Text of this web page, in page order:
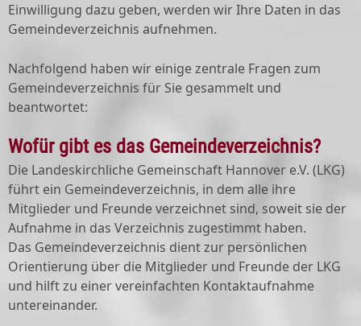
Einwilligung dazu geben, werden wir Ihre Daten in das
Gemeindeverzeichnis aufnehmen.
Nachfolgend haben wir einige zentrale Fragen zum
Gemeindeverzeichnis für Sie gesammelt und
beantwortet:
Wofür gibt es das Gemeindeverzeichnis?
Die Landeskirchliche Gemeinschaft Hannover e.V. (LKG)
führt ein Gemeindeverzeichnis, in dem alle ihre
Mitglieder und Freunde verzeichnet sind, soweit sie der
Aufnahme in das Verzeichnis zugestimmt haben.
Das Gemeindeverzeichnis dient zur persönlichen
Orientierung über die Mitglieder und Freunde der LKG
und hilft zu einer vereinfachten Kontaktaufnahme
untereinander.